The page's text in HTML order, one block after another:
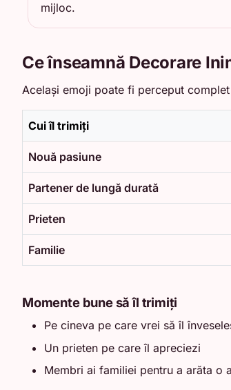
mijloc.
Ce înseamnă Decorare
Același emoji poate fi perceput
Cui îl trimiți
Nouă pasiune
Partener de lungă durată
Prieten
Familie
Momente bune să îl trimiți
Pe cineva pe care vrei să îl
Un prieten pe care îl apreciezi
Membri ai familiei pentru a arăta o